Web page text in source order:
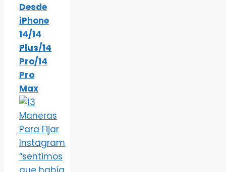
Desde
iPhone
14/14
Plus/14
Pro/14
Pro
Max